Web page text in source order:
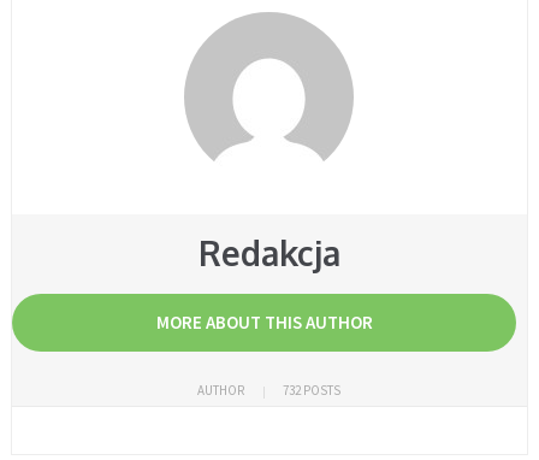
Redakcja
MORE ABOUT THIS AUTHOR
AUTHOR 732 POSTS